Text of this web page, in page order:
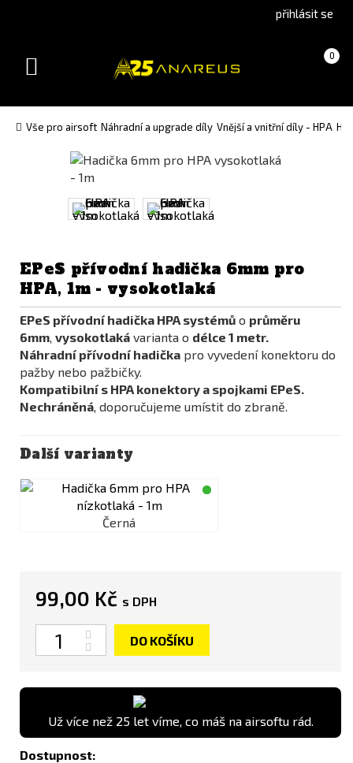
version(Slovak)
přihlásit se
Košík 0
(prázdný)
Toggle
Vše pro airsoft Náhradní a upgrade díly Vnější a vnitřní díly - HPA
EPeS přívodní hadička 6mm pro
HPA, 1m - vysokotlaká
EPeS přívodní hadička HPA systémů o průměru
6mm, vysokotlaká varianta o délce 1 metr.
Náhradní přívodní hadička pro vyvedení konektoru do
pažby nebo pažbičky.
Kompatibilní s HPA konektory a spojkami EPeS.
Nechráněná, doporučujeme umístit do zbraně.
Další varianty
Černá
99,00 Kč s DPH
Počet
DO KOŠÍKU
Už více než 25 let víme, co máš na airsoftu rád.
Dostupnost: